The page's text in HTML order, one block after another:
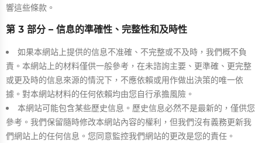
響這些條款。
第 3 部分 – 信息的準確性、完整性和及時性
如果本網站上提供的信息不准確、不完整或不及時，我們概不負
責。本網站上的材料僅供一般參考，在未諮詢主要、更準確、更完整
或更及時的信息來源的情況下，不應依賴或用作做出決策的唯一依
據。對本網站材料的任何依賴均由您自行承擔風險。
本網站可能包含某些歷史信息。歷史信息必然不是最新的，僅供您
參考。我們保留隨時修改本網站內容的權利，但我們沒有義務更新我
們網站上的任何信息。您同意監控我們網站的更改是您的責任。